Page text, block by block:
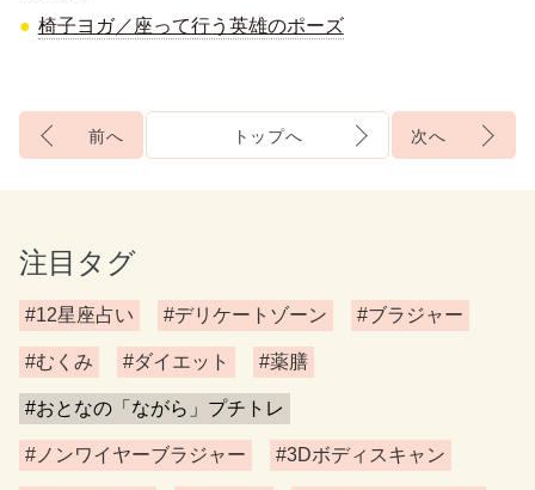
椅子ヨガ／座って行う英雄のポーズ
前へ トップへ 次へ
注目タグ
#12星座占い #デリケートゾーン #ブラジャー
#むくみ #ダイエット #薬膳
#おとなの「ながら」プチトレ
#ノンワイヤーブラジャー #3Dボディスキャン